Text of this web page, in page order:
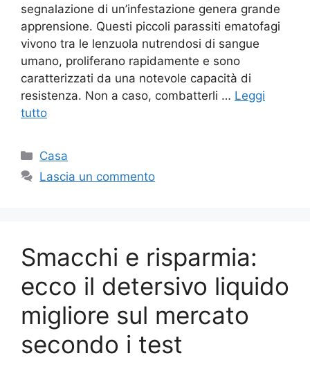
segnalazione di un’infestazione genera grande
apprensione. Questi piccoli parassiti ematofagi
vivono tra le lenzuola nutrendosi di sangue
umano, proliferano rapidamente e sono
caratterizzati da una notevole capacità di
resistenza. Non a caso, combatterli … Leggi
tutto
Categorie
Casa
Lascia un commento
Smacchi e risparmia:
ecco il detersivo liquido
migliore sul mercato
secondo i test